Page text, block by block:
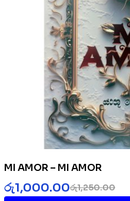
MI AMOR – MI AMOR
රු1,250.00
රු1,000.00